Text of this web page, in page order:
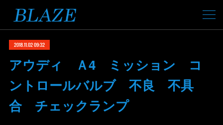
2018.11.02 09:32
アウディ Ａ4 ミッション コ
ントロールバルブ 不良 不具
合 チェックランプ